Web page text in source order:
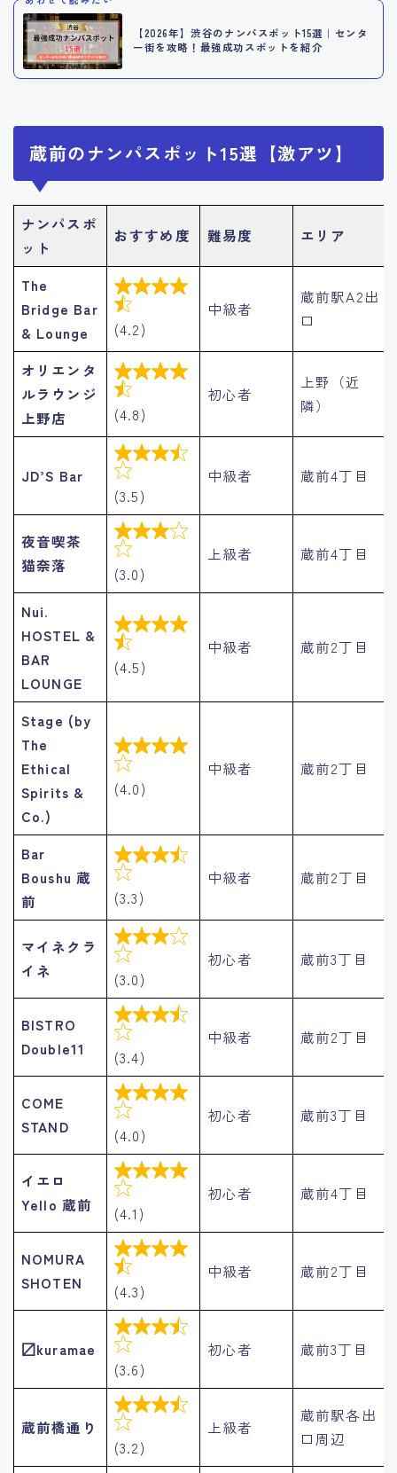
【2026年】渋谷のナンパスポット15選｜センタ
ー街を攻略！最強成功スポットを紹介
蔵前のナンパスポット15選【激アツ】
ナンパスポ
ット
おすすめ度 難易度 エリア
The
Bridge Bar
& Lounge


(4.2)
中級者
蔵前駅A2出
口
オリエンタ
ルラウンジ
上野店


(4.8)
初心者
上野（近
隣）
JD’S Bar


(3.5)
中級者 蔵前4丁目
夜音喫茶
猫奈落


(3.0)
上級者 蔵前4丁目
Nui.
HOSTEL &
BAR
LOUNGE


(4.5)
中級者 蔵前2丁目
Stage (by
The
Ethical
Spirits &
Co.)


(4.0)
中級者 蔵前2丁目
Bar
Boushu 蔵
前


(3.3)
中級者 蔵前2丁目
マイネクラ
イネ


(3.0)
初心者 蔵前3丁目
BISTRO
Double11


(3.4)
中級者 蔵前2丁目
COME
STAND


(4.0)
初心者 蔵前3丁目
イエロ
Yello 蔵前


(4.1)
初心者 蔵前4丁目
NOMURA
SHOTEN


(4.3)
中級者 蔵前2丁目
〼kuramae


(3.6)
初心者 蔵前3丁目
蔵前橋通り


(3.2)
上級者
蔵前駅各出
口周辺